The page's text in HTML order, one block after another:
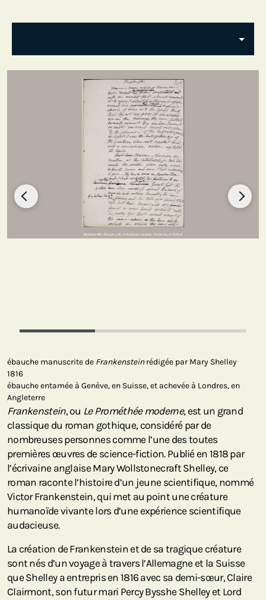
ébauche manuscrite de Frankensteinrédigée par Mary Shelley
1816
ébauche entamée à Genève, en Suisse, et achevée à Londres, en
Angleterre
Frankenstein, ou Le Prométhée moderne, est un grand
classique du roman gothique, considéré par de
nombreuses personnes comme l’une des toutes
premières œuvres de science-fiction. Publié en 1818 par
l’écrivaine anglaise Mary Wollstonecraft Shelley, ce
roman raconte l’histoire d’un jeune scientifique, nommé
Victor Frankenstein, qui met au point une créature
humanoïde vivante lors d’une expérience scientifique
audacieuse.
La création de Frankenstein et de sa tragique créature
sont nés d’un voyage à travers l’Allemagne et la Suisse
que Shelley a entrepris en 1816 avec sa demi-sœur, Claire
Clairmont, son futur mari Percy Bysshe Shelley et Lord